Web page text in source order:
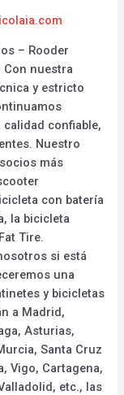
– Rooder
Con nuestra
y estricto
confiable,
Nuestro
más
con batería
la bicicleta
Tire.
si está
una
y bicicletas
a Madrid,
Asturias,
Santa Cruz
Vigo, Cartagena,
etc., las